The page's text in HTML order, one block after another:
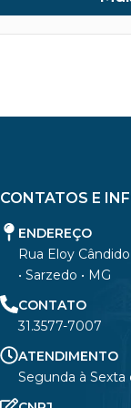
CONTATOS E
ENDEREÇO
Rua Eloy
• Sarzedo • MG
CONTATO
31.3577-7007
ATENDIMENTO
Segunda à Sexta